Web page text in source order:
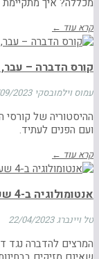
קרא עוד ←
קורס הדברה – עבר,
עמוס וילמובסקי 2023
ועם הפנים לעתיד.
קרא עוד ←
אנטומולוגיה ב-4 שעות?
טל ויינברג 22/04/2023
המרצים להדברה נגד